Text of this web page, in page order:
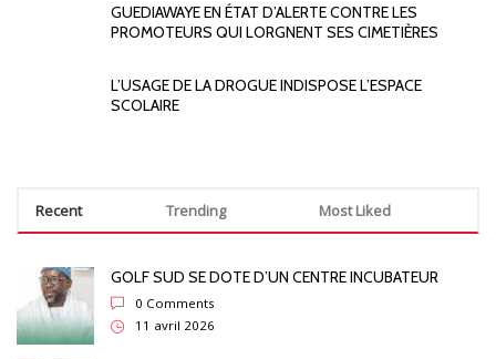
GUEDIAWAYE EN ÉTAT D’ALERTE CONTRE LES
PROMOTEURS QUI LORGNENT SES CIMETIÈRES
L’USAGE DE LA DROGUE INDISPOSE L’ESPACE
SCOLAIRE
Recent Trending Most Liked
GOLF SUD SE DOTE D’UN CENTRE INCUBATEUR
0 Comments
11 avril 2026